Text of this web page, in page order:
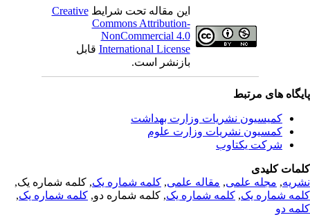
این مقاله تحت شرایطCreative
Commons Attribution-
NonCommercial 4.0
International Licenseقابل
بازنشر است.
های مرتبط
کمیسیون نشریات وزارت بهداشت
کمسیون نشریات وزارت علوم
شرکت یکتاوب
کلیدی
,مجله علمی, مقاله علمی, کلمه شماره یک, کلمه شماره یک,
شماره یک,کلمه شماره یک, کلمه شماره دو,کلمه شماره یک,
دو